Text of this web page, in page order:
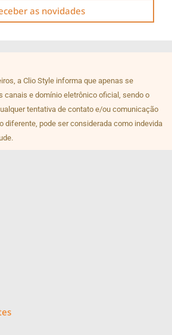
as novidades
a Clio Style informa que apenas se
canais e domínio eletrônico oficial, sendo o
tentativa de contato e/ou comunicação
diferente, pode ser considerada como indevida